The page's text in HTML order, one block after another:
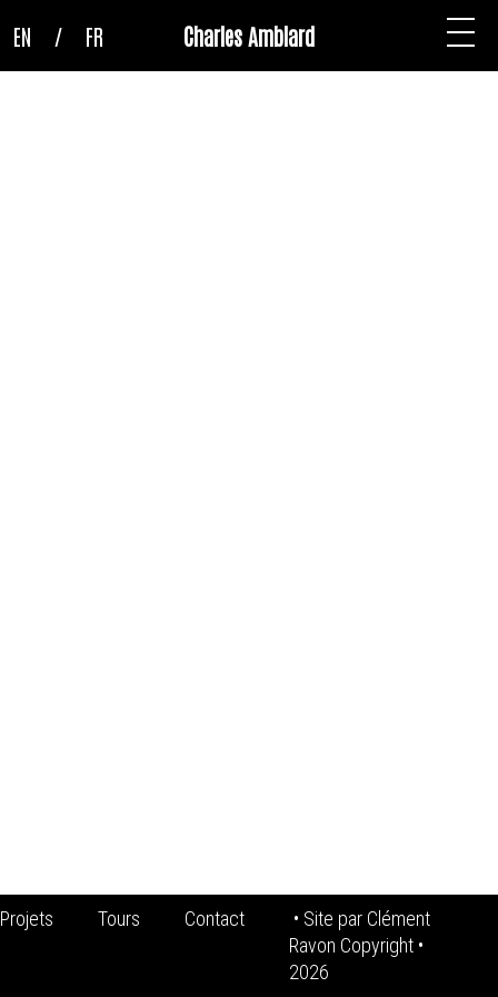
Charles Amblard
EN / FR
Projets Tours Contact • Site par Clément
Ravon Copyright •
2026